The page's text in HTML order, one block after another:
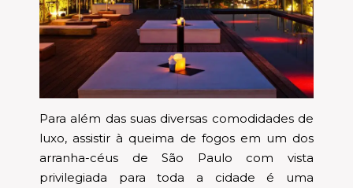
Para além das suas diversas comodidades de
luxo, assistir à queima de fogos em um dos
arranha-céus de São Paulo com vista
privilegiada para toda a cidade é uma